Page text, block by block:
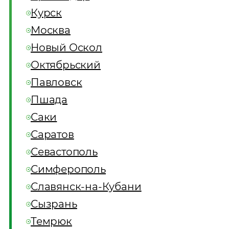
Курск
Москва
Новый Оскол
Октябрьский
Павловск
Пшада
Саки
Саратов
Севастополь
Симферополь
Славянск-на-Кубани
Сызрань
Темрюк